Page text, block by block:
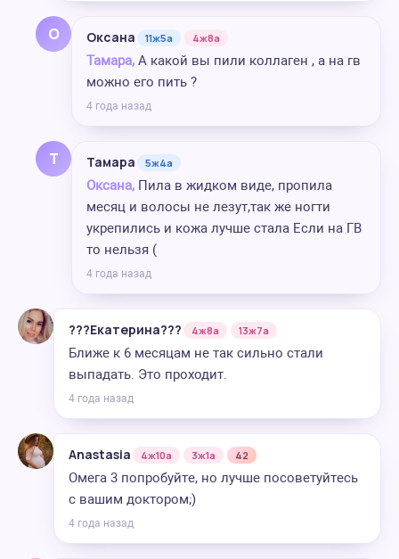
О Оксана 11ж5а 4ж8а
Тамара, А какой вы пили коллаген , а на гв
можно его пить ?
4 года назад
Т Тамара 5ж4а
Оксана, Пила в жидком виде, пропила
месяц и волосы не лезут,так же ногти
укрепились и кожа лучше стала Если на ГВ
то нельзя (
4 года назад
???Екатерина??? 4ж8а 13ж7а
Ближе к 6 месяцам не так сильно стали
выпадать. Это проходит.
4 года назад
Anastasia 4ж10а 3ж1а 42
Омега 3 попробуйте, но лучше посоветуйтесь
с вашим доктором;)
4 года назад